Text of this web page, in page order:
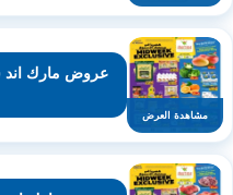
مشاهدة العرض